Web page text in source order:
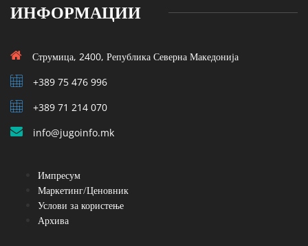
ИНФОРМАЦИИ
Струмица, 2400, Република Северна Македонија
+389 75 476 996
+389 71 214 070
info@jugoinfo.mk
Импресум
Маркетинг/Ценовник
Услови за користење
Архива